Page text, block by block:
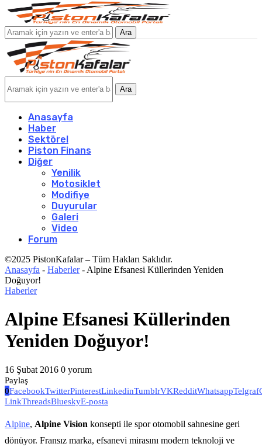
Ara
Ara
Anasayfa
Haber
Sektörel
Piston Finans
Diğer
Yenilik
Motosiklet
Modifiye
Duyurular
Galeri
Video
Forum
©2025 PistonKafalar – Tüm Hakları Saklıdır.
Anasayfa - Haberler- Alpine Efsanesi Küllerinden Yeniden
Doğuyor!
Haberler
Alpine Efsanesi Küllerinden
Yeniden Doğuyor!
16 Şubat 2016 0 yorum
Paylaş
0FacebookTwitterPinterestLinkedinTumblrVKRedditWhatsappTelgraf
LinkThreadsBlueskyE-posta
Alpine, Alpine Vision konsepti ile spor otomobil sahnesine geri
dönüyor. Fransız marka, efsanevi mirasını modern teknoloji ve